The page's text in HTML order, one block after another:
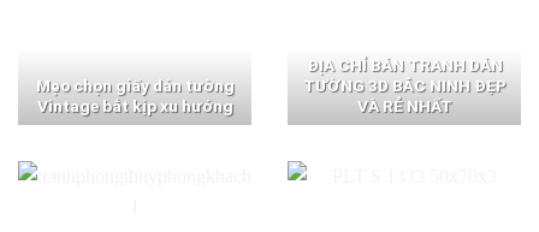
Mẹo chọn giấy dán tường
Vintage bắt kịp xu hướng
ĐỊA CHỈ BÁN TRANH DÁN
TƯỜNG 3D BẮC NINH ĐẸP
VÀ RẺ NHẤT